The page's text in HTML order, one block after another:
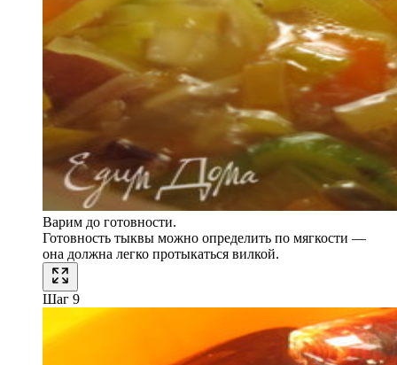
Варим до готовности.
Готовность тыквы можно определить по мягкости —
она должна легко протыкаться вилкой.
Шаг 9